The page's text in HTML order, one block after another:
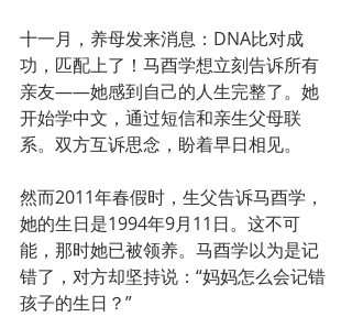
十一月，养母发来消息：DNA比对成
功，匹配上了！马酉学想立刻告诉所有
亲友——她感到自己的人生完整了。她
开始学中文，通过短信和亲生父母联
系。双方互诉思念，盼着早日相见。
然而2011年春假时，生父告诉马酉学，
她的生日是1994年9月11日。这不可
能，那时她已被领养。马酉学以为是记
错了，对方却坚持说：“妈妈怎么会记错
孩子的生日？”